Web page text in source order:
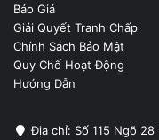
Báo Giá
Giải Quyết Tranh Chấp
Chính Sách Bảo Mật
Quy Chế Hoạt Động
Hướng Dẫn
Địa chỉ: Số 115 Ngõ